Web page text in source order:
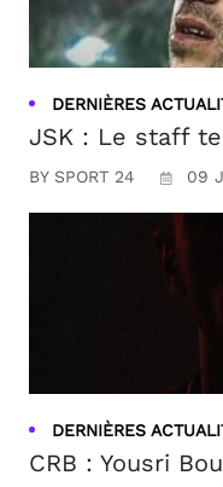
DERNIÈRES
JSK : Le staff
BY SPORT 24 09
DERNIÈRES
CRB : Yousri